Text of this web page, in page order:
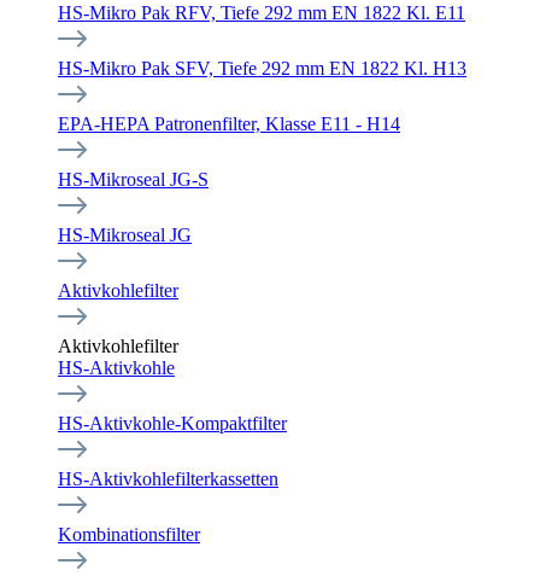
HS-Mikro Pak RFV, Tiefe 292 mm EN 1822 Kl. E11
HS-Mikro Pak SFV, Tiefe 292 mm EN 1822 Kl. H13
EPA-HEPA Patronenfilter, Klasse E11 - H14
HS-Mikroseal JG-S
HS-Mikroseal JG
Aktivkohlefilter
Aktivkohlefilter
HS-Aktivkohle
HS-Aktivkohle-Kompaktfilter
HS-Aktivkohlefilterkassetten
Kombinationsfilter